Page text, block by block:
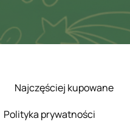
Najczęściej kupowane
Polityka prywatności